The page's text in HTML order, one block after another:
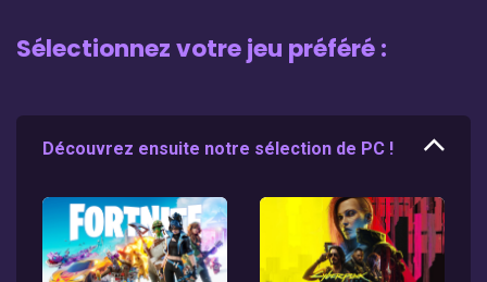
Sélectionnez votre jeu préféré :
Découvrez ensuite notre sélection de PC !